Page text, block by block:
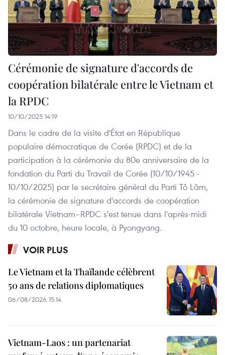
Cérémonie de signature d'accords de
coopération bilatérale entre le Vietnam et
la RPDC
10/10/2025 14:19
Dans le cadre de la visite d'État en République
populaire démocratique de Corée (RPDC) et de la
participation à la cérémonie du 80e anniversaire de la
fondation du Parti du Travail de Corée (10/10/1945 -
10/10/2025) par le secrétaire général du Parti Tô Lâm,
la cérémonie de signature d'accords de coopération
bilatérale Vietnam–RPDC s'est tenue dans l'après-midi
du 10 octobre, heure locale, à Pyongyang.
VOIR PLUS
Le Vietnam et la Thaïlande célèbrent
50 ans de relations diplomatiques
06/08/2026 15:14
Vietnam-Laos : un partenariat